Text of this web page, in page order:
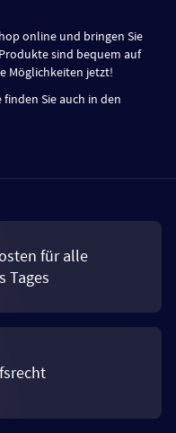
online und bringen Sie
sind bequem auf
Möglichkeiten jetzt!
Sie auch in den
für alle
Tages